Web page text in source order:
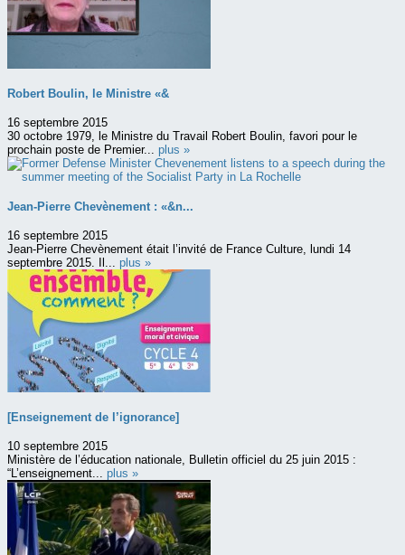
Robert Boulin, le Ministre «&
16 septembre 2015
30 octobre 1979, le Ministre du Travail Robert Boulin, favori pour le
prochain poste de Premier... plus »
Jean-Pierre Chevènement : «&n...
16 septembre 2015
Jean-Pierre Chevènement était l’invité de France Culture, lundi 14
septembre 2015. Il... plus »
[Enseignement de l’ignorance]
10 septembre 2015
Ministère de l’éducation nationale, Bulletin officiel du 25 juin 2015 :
“L’enseignement... plus »